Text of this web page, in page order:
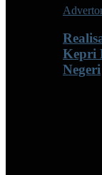
Kepri
Negeri